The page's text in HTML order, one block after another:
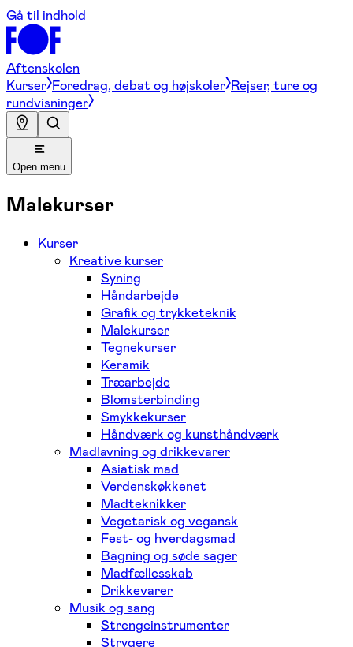
Gå til indhold
Aftenskolen
Kurser Foredrag, debat og højskoler Rejser, ture og
rundvisninger
Open menu
Malekurser
Kurser
Kreative kurser
Syning
Håndarbejde
Grafik og trykketeknik
Malekurser
Tegnekurser
Keramik
Træarbejde
Blomsterbinding
Smykkekurser
Håndværk og kunsthåndværk
Madlavning og drikkevarer
Asiatisk mad
Verdenskøkkenet
Madteknikker
Vegetarisk og vegansk
Fest- og hverdagsmad
Bagning og søde sager
Madfællesskab
Drikkevarer
Musik og sang
Strengeinstrumenter
Strygere